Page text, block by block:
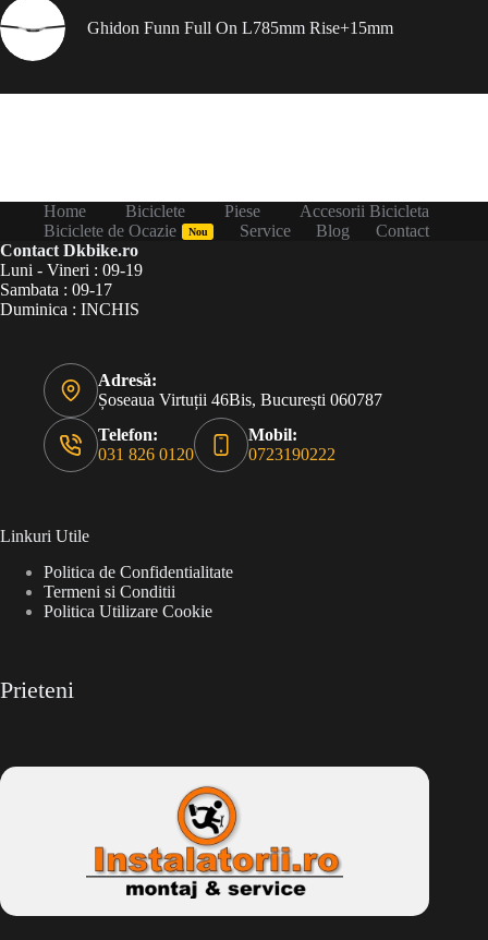
Ghidon Funn Full On L785mm Rise+15mm
Home Biciclete Piese
Accesorii Bicicleta
Biciclete de Ocazie
Nou Service Blog
Contact
Contact Dkbike.ro
Luni - Vineri : 09-19
Sambata : 09-17
Duminica : INCHIS
Adresă:
Șoseaua Virtuții 46Bis, București 060787
Telefon:
031 826 0120
Mobil:
0723190222
Linkuri Utile
Politica de Confidentialitate
Termeni si Conditii
Politica Utilizare Cookie
Prieteni